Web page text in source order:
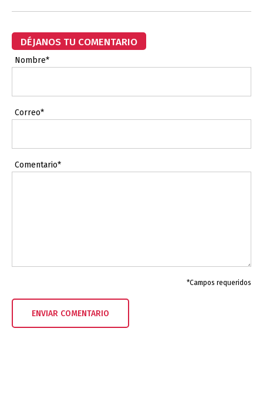
DÉJANOS TU COMENTARIO
Nombre*
Correo*
Comentario*
*Campos requeridos